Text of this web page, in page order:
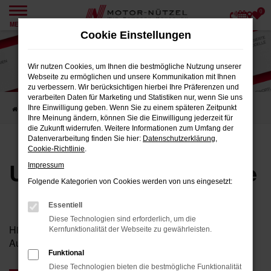
Zum
springen
MENÜ
0
Startseite Karriere Unsere Stellenangebote
Unsere Stellenangebote
Hier finden Sie unsere aktuellen Stellenangebote und
Ausbildungsplätze.
Cookie Einstellungen
Wir nutzen Cookies, um Ihnen die bestmögliche Nutzung unserer
Webseite zu ermöglichen und unsere Kommunikation mit Ihnen
zu verbessern. Wir berücksichtigen hierbei Ihre Präferenzen und
verarbeiten Daten für Marketing und Statistiken nur, wenn Sie uns
Ihre Einwilligung geben. Wenn Sie zu einem späteren Zeitpunkt
Ihre Meinung ändern, können Sie die Einwilligung jederzeit für
die Zukunft widerrufen. Weitere Informationen zum Umfang der
Datenverarbeitung finden Sie hier: Datenschutzerklärung,
Cookie-Richtlinie.
Impressum
Folgende Kategorien von Cookies werden von uns eingesetzt:
Essentiell
Diese Technologien sind erforderlich, um die
Kernfunktionalität der Webseite zu gewährleisten.
Funktional
Diese Technologien bieten die bestmögliche Funktionalität